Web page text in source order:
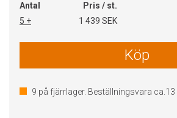
Antal
Pris / st.
5 +
1 439 SEK
Köp
9 på fjärrlager. Beställningsvara ca. 13